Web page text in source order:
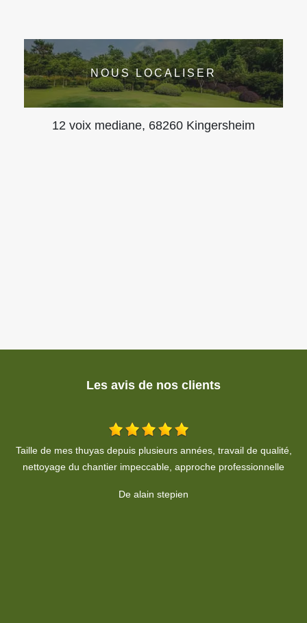
NOUS LOCALISER
12 voix mediane, 68260 Kingersheim
Les avis de nos clients
Travail soigné, propre. A respecter le devis, je recommande
fortement.
De Habiba HOHENADEL